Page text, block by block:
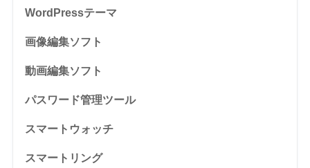
WordPressテーマ
画像編集ソフト
動画編集ソフト
パスワード管理ツール
スマートウォッチ
スマートリング